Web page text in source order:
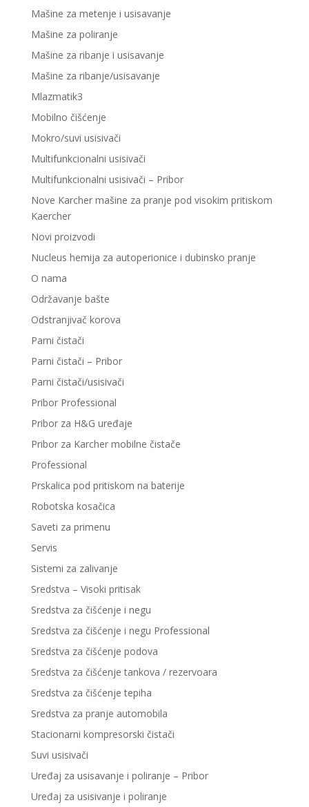
Mašine za metenje i usisavanje
Mašine za poliranje
Mašine za ribanje i usisavanje
Mašine za ribanje/usisavanje
Mlazmatik3
Mobilno čišćenje
Mokro/suvi usisivači
Multifunkcionalni usisivači
Multifunkcionalni usisivači – Pribor
Nove Karcher mašine za pranje pod visokim pritiskom
Kaercher
Novi proizvodi
Nucleus hemija za autoperionice i dubinsko pranje
O nama
Održavanje bašte
Odstranjivač korova
Parni čistači
Parni čistači – Pribor
Parni čistači/usisivači
Pribor Professional
Pribor za H&G uređaje
Pribor za Karcher mobilne čistače
Professional
Prskalica pod pritiskom na baterije
Robotska kosačica
Saveti za primenu
Servis
Sistemi za zalivanje
Sredstva – Visoki pritisak
Sredstva za čišćenje i negu
Sredstva za čišćenje i negu Professional
Sredstva za čišćenje podova
Sredstva za čišćenje tankova / rezervoara
Sredstva za čišćenje tepiha
Sredstva za pranje automobila
Stacionarni kompresorski čistači
Suvi usisivači
Uređaj za usisavanje i poliranje – Pribor
Uređaj za usisivanje i poliranje